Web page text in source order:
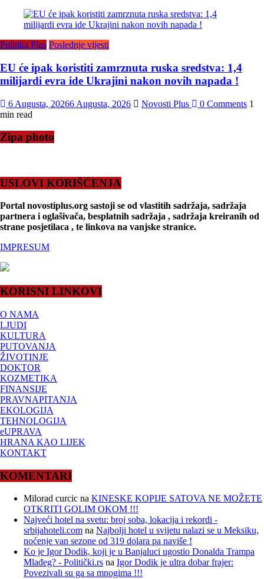
Politika Plus Poslednje vijesti
EU će ipak koristiti zamrznuta ruska sredstva: 1,4
milijardi evra ide Ukrajini nakon novih napada !
6 Augusta, 20266 Augusta, 2026 Novosti Plus 0 Comments 1
min read
Zipa photo
USLOVI KORIŠĆENJA
Portal novostiplus.org sastoji se od vlastitih sadržaja, sadržaja
partnera i oglašivača, besplatnih sadržaja , sadržaja kreiranih od
strane posjetilaca , te linkova na vanjske stranice.
IMPRESUM
KORISNI LINKOVI
O NAMA
LJUDI
KULTURA
PUTOVANJA
ŽIVOTINJE
DOKTOR
KOZMETIKA
FINANSIJE
PRAVNAPITANJA
EKOLOGIJA
TEHNOLOGIJA
eUPRAVA
HRANA KAO LIJEK
KONTAKT
KOMENTARI
Milorad curcic na KINESKE KOPIJE SATOVA NE MOŽETE
OTKRITI GOLIM OKOM !!!
Najveći hotel na svetu: broj soba, lokacija i rekordi -
srbijahoteli.com na Najbolji hotel u svijetu nalazi se u Meksiku,
noćenje van sezone od 319 dolara pa naviše !
Ko je Igor Dodik, koji je u Banjaluci ugostio Donalda Trampa
Mlađeg? - Politički.rs na Igor Dodik je ultra dobar frajer:
Povezivali su ga sa mnogima !!!